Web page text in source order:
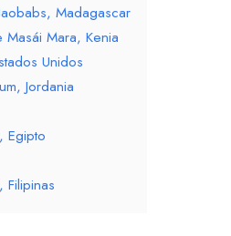
Madagascar
Mara, Kenia
Unidos
Jordania
Egipto
Filipinas